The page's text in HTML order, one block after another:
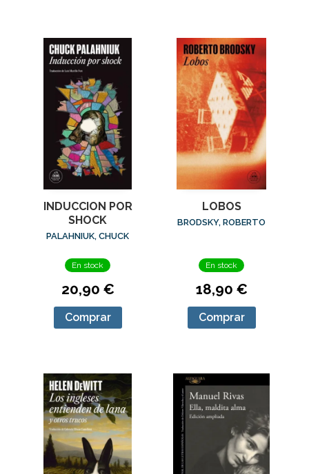
INDUCCION POR
SHOCK
PALAHNIUK, CHUCK
En stock
20,90 €
Comprar
LOBOS
BRODSKY, ROBERTO
En stock
18,90 €
Comprar